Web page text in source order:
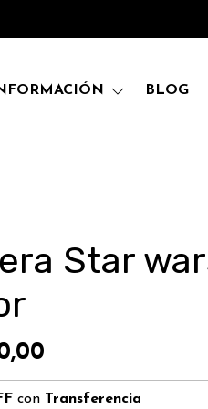
BLOG
Star
con Transferencia